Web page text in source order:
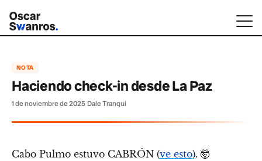
NOTA
Haciendo check-in desde La Paz
1 de noviembre de 2025 Dale Tranqui
Cabo Pulmo estuvo CABRÓN (ve esto). 🤯